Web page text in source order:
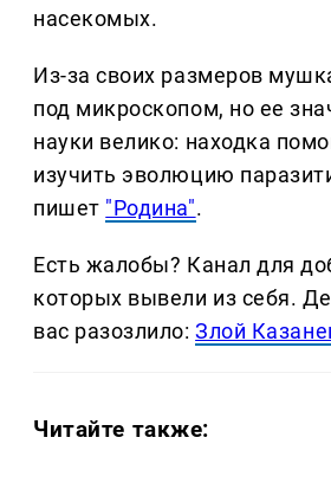
насекомых.
Из-за своих размеров
под микроскопом, но ее
науки велико: находка
изучить эволюцию
пишет "Родина".
Есть жалобы? Канал для
которых вывели из себя.
вас разозлило:Злой
Читайте также: